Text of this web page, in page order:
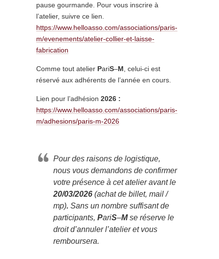
pause gourmande. Pour vous inscrire à
l’atelier, suivre ce lien
https://www.helloasso.com/associations/paris-
m/evenements/atelier-collier-et-laisse-
fabrication
Comme tout atelier PariS–M , celui-ci est
réservé aux adhérents de l’année en cours.
Lien pour l’adhésion 2026 :
https://www.helloasso.com/associations/paris-
m/adhesions/paris-m-2026
Pour des raisons de logistique,
nous vous demandons de confirmer
votre présence à cet atelier avant le
20/03/2026 (achat de billet, mail /
mp). Sans un nombre suffisant de
participants, PariS–Mse réserve le
droit d’annuler l’atelier et vous
remboursera.